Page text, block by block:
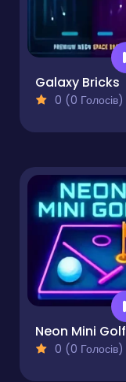
Galaxy Bricks
0 (0 Голосів)
Neon Mini Golf
0 (0 Голосів)